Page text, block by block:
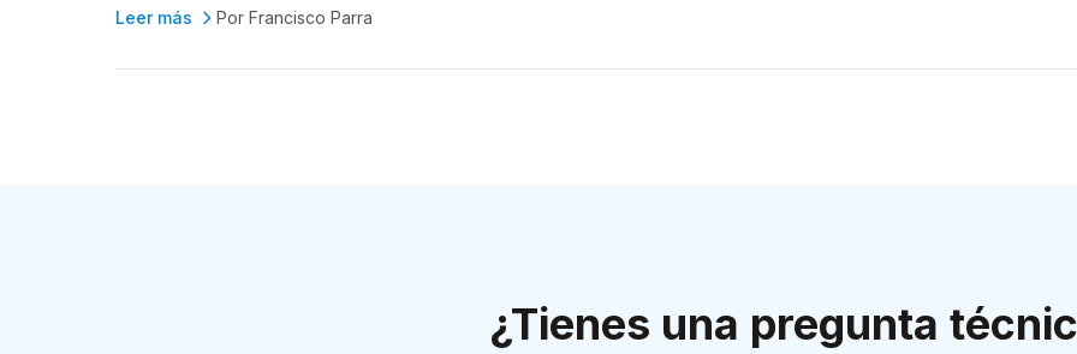
Leer más Por Francisco Parra
¿Tienes una pregunta